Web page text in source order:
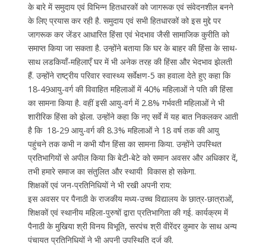
के बारे में समुदाय एवं विभिन्न हितधारकों को जागरूक एवं संवेदनशील बनने
के लिए प्रयास कर रही है. समुदाय एवं सभी हितधारकों को इस मुद्दे पर
जागरूक कर जेंडर आधारित हिंसा एवं भेदभाव जैसी सामाजिक कुरीति को
समाप्त किया जा सकता है. उन्होंने बताया कि घर के बाहर की हिंसा के साथ-
साथ लडकियाँ-महिलाएँ घर में भी अनेक तरह की हिंसा और भेदभाव झेलती
हैं. उन्होंने राष्ट्रीय परिवार स्वास्थ्य सर्वेक्षण-5 का हवाला देते हुए कहा कि
18-49आयु-वर्ग की विवाहित महिलाओं में 40% महिलाओं ने पति की हिंसा
का सामना किया है. वहीं इसी आयु-वर्ग में 2.8% गर्भवती महिलाओं ने भी
शारीरिक हिंसा को झेला. उन्होंने कहा कि नए सर्वे में यह बात निकलकर आती
है कि 18-29 आयु-वर्ग की 8.3% महिलाओं ने 18 वर्ष तक की आयु
पहुंचने तक कभी न कभी यौन हिंसा का सामना किया. उन्होंने उपस्थित
प्रतिभागियों से अपील किया कि बेटी-बेटे को समान अवसर और अधिकार दें,
तभी हमारे समाज का संतुलित और स्थायी विकास हो सकेगा.
शिक्षकों एवं जन-प्रतिनिधियों ने भी रखी अपनी राय:
इस अवसर पर पैनाठी के राजकीय मध्य-उच्च विद्यालय के छात्र-छात्राओं,
शिक्षकों एवं स्थानीय महिला-पुरुषों द्वारा प्रतिभागिता की गई. कार्यक्रम में
पैनाठी के मुखिया श्री विनय विभूति, सरपंच श्री वीरेंदर कुमार के साथ अन्य
पंचायत प्रतिनिधियों ने भी अपनी उपस्थिति दर्ज की.